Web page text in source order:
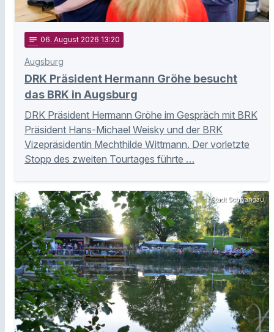
notes 06. August 2026 13:20
Augsburg
DRK Präsident Hermann Gröhe besucht
das BRK in Augsburg
DRK Präsident Hermann Gröhe im Gespräch mit BRK
Präsident Hans-Michael Weisky und der BRK
Vizepräsidentin Mechthilde Wittmann. Der vorletzte
Stopp des zweiten Tourtages führte …
Stadt Schwangau